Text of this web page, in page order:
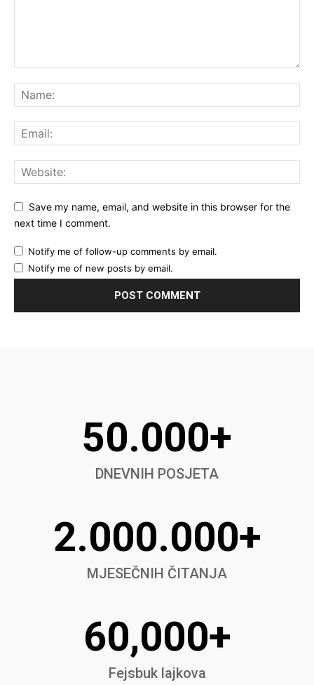
Save my name, email, and website in this browser for the
next time I comment.
Notify me of follow-up comments by email.
Notify me of new posts by email.
50.000+
DNEVNIH POSJETA
2.000.000+
MJESEČNIH ČITANJA
60,000+
Fejsbuk lajkova